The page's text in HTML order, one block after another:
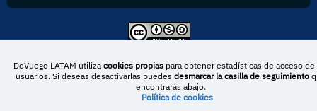
DeVuego LATAM utiliza cookies propiaspara obtener estadísticas de acceso de
usuarios. Si deseas desactivarlas puedes desmarcar la casilla de seguimiento
encontrarás abajo.
Política de cookies